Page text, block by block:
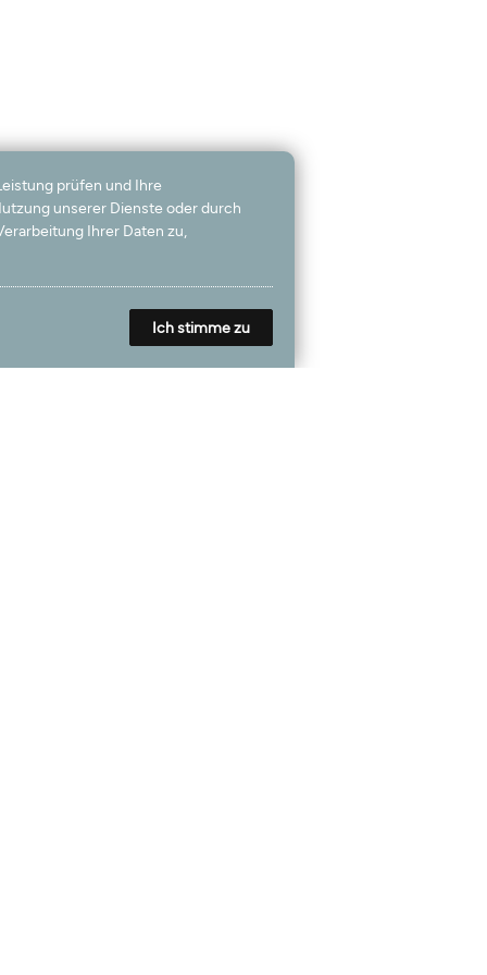
prüfen und Ihre
unserer Dienste oder durch
Ihrer Daten zu,
Ich stimme zu